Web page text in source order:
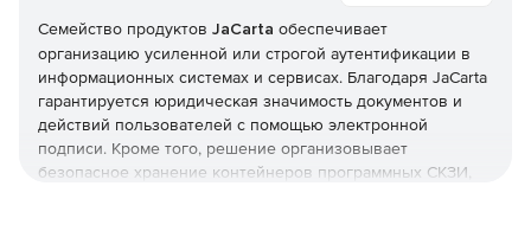
Семейство продуктов JaCarta обеспечивает
организацию усиленной или строгой аутентификации в
информационных системах и сервисах. Благодаря JaCarta
гарантируется юридическая значимость документов и
действий пользователей с помощью электронной
подписи. Кроме того, решение организовывает
безопасное хранение контейнеров программных СКЗИ,